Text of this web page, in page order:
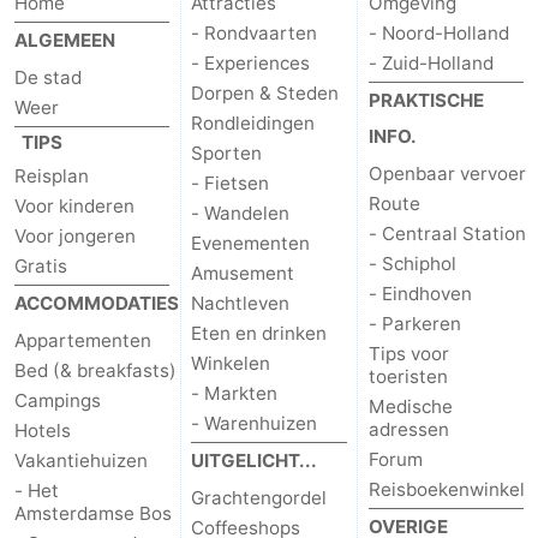
ALGEMEEN
De stad
Weer
TIPS
Reisplan
Voor kinderen
Voor jongeren
Gratis
ACCOMMODATIES
Appartementen
Bed (& breakfasts)
Campings
Hotels
Vakantiehuizen
- Het
Amsterdamse Bos
- Rondvaarten
- Experiences
Dorpen & Steden
Rondleidingen
Sporten
- Fietsen
- Wandelen
Evenementen
Amusement
Nachtleven
Eten en drinken
Winkelen
- Markten
- Warenhuizen
UITGELICHT...
Grachtengordel
Coffeeshops
- Noord-Holland
- Zuid-Holland
PRAKTISCHE
INFO.
Openbaar vervoer
Route
- Centraal Station
- Schiphol
- Eindhoven
- Parkeren
Tips voor
toeristen
Medische
adressen
Forum
Reisboekenwinkel
OVERIGE